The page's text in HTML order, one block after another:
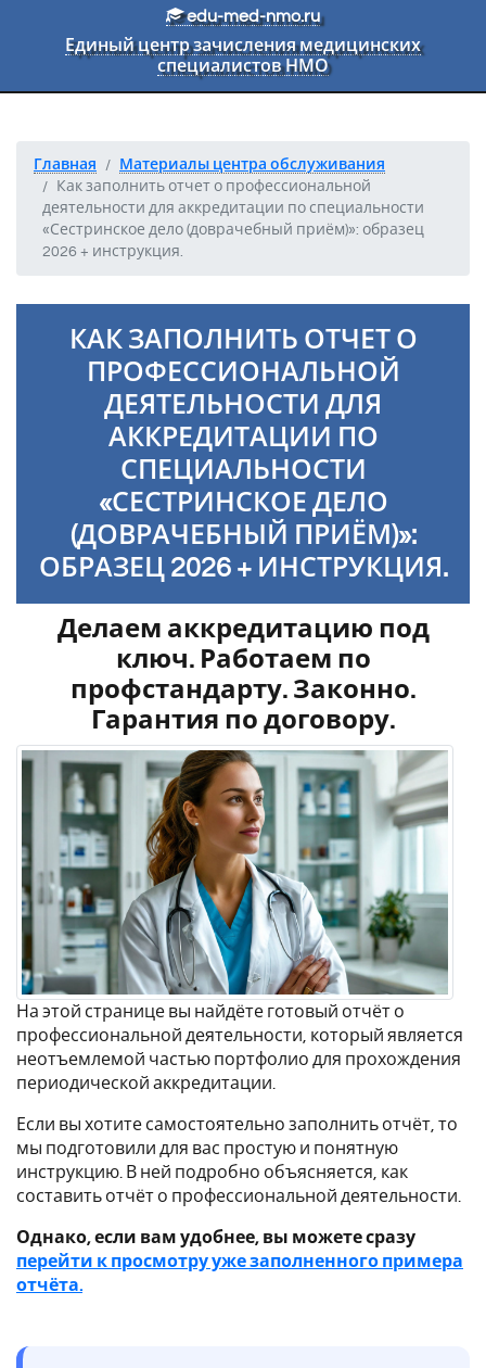
Перейти к основному текстуedu-med-nmo.ru
Единый центр зачисления медицинских
специалистов НМО
Главная
Материалы центра обслуживания
Как заполнить отчет о профессиональной
деятельности для аккредитации по специальности
«Сестринское дело (доврачебный приём)»: образец
2026 + инструкция.
КАК ЗАПОЛНИТЬ ОТЧЕТ О
ПРОФЕССИОНАЛЬНОЙ
ДЕЯТЕЛЬНОСТИ ДЛЯ
АККРЕДИТАЦИИ ПО
СПЕЦИАЛЬНОСТИ
«СЕСТРИНСКОЕ ДЕЛО
(ДОВРАЧЕБНЫЙ ПРИЁМ)»:
ОБРАЗЕЦ 2026 + ИНСТРУКЦИЯ.
Делаем аккредитацию под
ключ. Работаем по
профстандарту. Законно.
Гарантия по договору.
На этой странице вы найдёте готовый отчёт о
профессиональной деятельности, который является
неотъемлемой частью портфолио для прохождения
периодической аккредитации.
Если вы хотите самостоятельно заполнить отчёт, то
мы подготовили для вас простую и понятную
инструкцию. В ней подробно объясняется, как
составить отчёт о профессиональной деятельности.
Однако, если вам удобнее, вы можете сразу
перейти к просмотру уже заполненного примера
отчёта.